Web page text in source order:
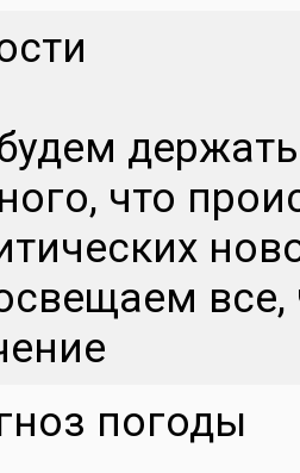
держать
что
все,
погоды